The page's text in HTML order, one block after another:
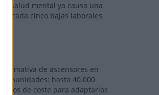
La salud mental ya causa una
de cada cinco bajas laborales
Normativa de ascensores en
comunidades: hasta 40.000
euros de coste para adaptarlos